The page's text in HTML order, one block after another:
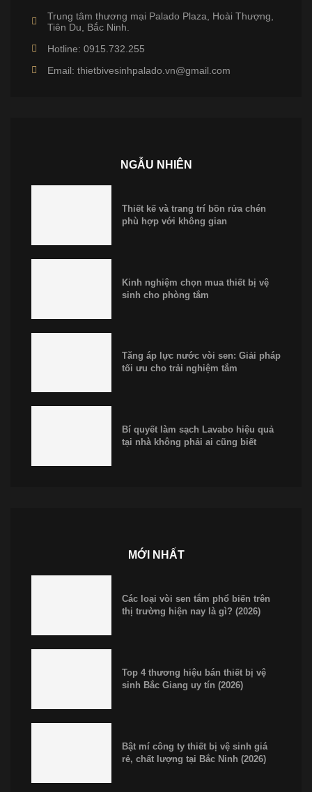
Trung tâm thương mại Palado Plaza, Hoài Thượng,
Tiên Du, Bắc Ninh.
Hotline: 0915.732.255
Email: thietbivesinhpalado.vn@gmail.com
NGẪU NHIÊN
Thiết kế và trang trí bồn rửa chén
phù hợp với không gian
Kinh nghiệm chọn mua thiết bị vệ
sinh cho phòng tắm
Tăng áp lực nước vòi sen: Giải pháp
tối ưu cho trải nghiệm tắm
Bí quyết làm sạch Lavabo hiệu quả
tại nhà không phải ai cũng biết
MỚI NHẤT
Các loại vòi sen tắm phổ biến trên
thị trường hiện nay là gì? (2026)
Top 4 thương hiệu bán thiết bị vệ
sinh Bắc Giang uy tín (2026)
Bật mí công ty thiết bị vệ sinh giá
rẻ, chất lượng tại Bắc Ninh (2026)